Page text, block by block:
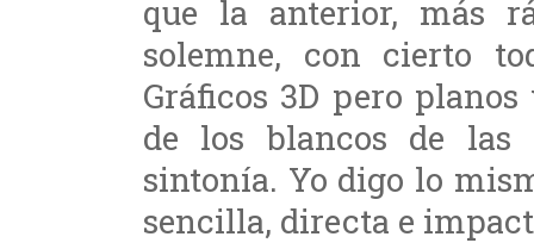
que la anterior, más
solemne, con cierto
Gráficos 3D pero
de los blancos de
sintonía. Yo digo lo
sencilla, directa e